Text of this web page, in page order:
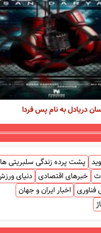
دریادل به نام پس فردا
پشت پرده زندگی سلبریتی ها
خبرهای اقتصادی دنیای
فناوری اخبار ایران و جهان